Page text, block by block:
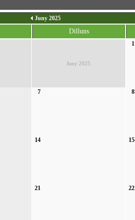
Juny 2025
Dilluns
Juny 2025
1
7 8
14 15
21 22